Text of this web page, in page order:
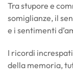
Tra stupore e
somiglianze, il
e i sentimenti
I ricordi
della memoria,